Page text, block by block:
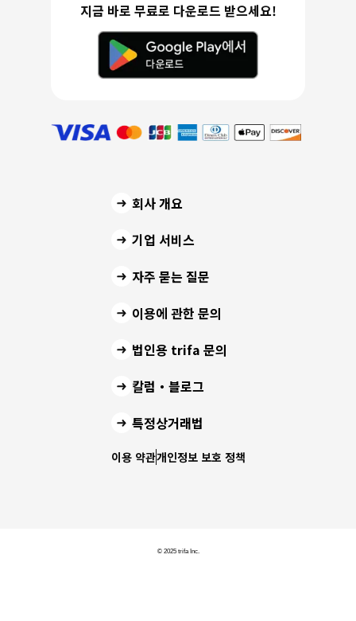
지금 바로 무료로 다운로드 받으세요!
회사 개요
기업 서비스
자주 묻는 질문
이용에 관한 문의
법인용 trifa 문의
칼럼・블로그
특정상거래법
이용 약관개인정보 보호 정책
© 2025 trifa Inc.